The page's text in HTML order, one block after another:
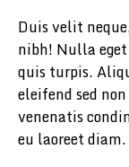
Duis velit
nibh! Nulla
quis turpis.
eleifend sed
venenatis
eu laoreet